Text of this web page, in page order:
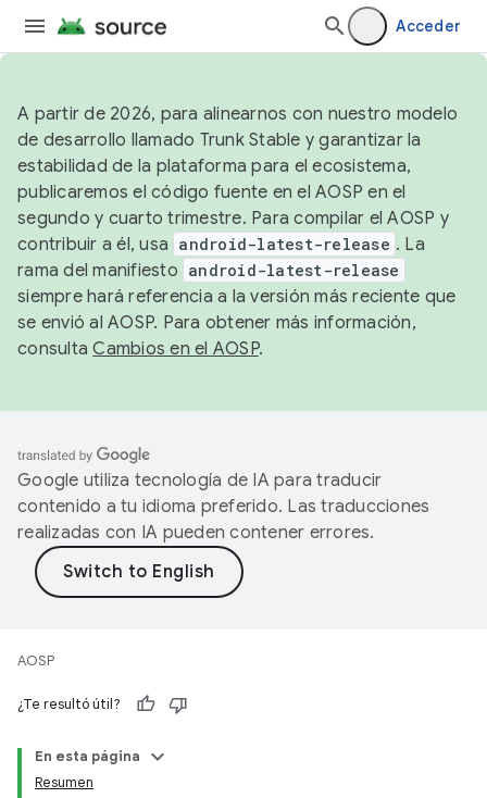
Acceder
A partir de 2026, para alinearnos con nuestro modelo
de desarrollo llamado Trunk Stable y garantizar la
estabilidad de la plataforma para el ecosistema,
publicaremos el código fuente en el AOSP en el
segundo y cuarto trimestre. Para compilar el AOSP y
contribuir a él, usa android-latest-release . La
rama del manifiesto android-latest-release
siempre hará referencia a la versión más reciente que
se envió al AOSP. Para obtener más información,
consultaCambios en el AOSP.
Google utiliza tecnología de IA para traducir
contenido a tu idioma preferido. Las traducciones
realizadas con IA pueden contener errores.
AOSP
¿Te resultó útil?
En esta página
Resumen